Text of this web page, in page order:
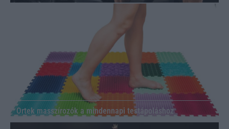
Ortek masszírozók a mindennapi testápoláshoz